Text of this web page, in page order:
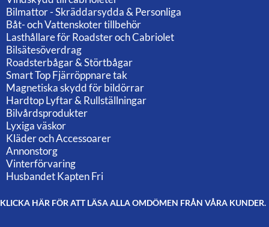
Bilmattor - Skräddarsydda & Personliga
Båt- och Vattenskoter tillbehör
Lasthållare för Roadster och Cabriolet
Bilsätesöverdrag
Roadsterbågar & Störtbågar
Smart Top Fjärröppnare tak
Magnetiska skydd för bildörrar
Hardtop Lyftar & Rullställningar
Bilvårdsprodukter
Lyxiga väskor
Kläder och Accessoarer
Annonstorg
Vinterförvaring
Husbandet Kapten Fri
KLICKA HÄR FÖR ATT LÄSA ALLA OMDÖMEN FRÅN VÅRA KUNDER.